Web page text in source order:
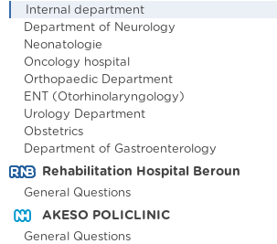
Internal department
Department of Neurology
Neonatologie
Oncology hospital
Orthopaedic Department
ENT (Otorhinolaryngology)
Urology Department
Obstetrics
Department of Gastroenterology
Rehabilitation Hospital Beroun
General Questions
AKESO POLICLINIC
General Questions